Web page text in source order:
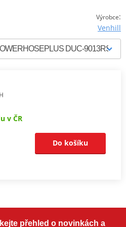
Výrobce:
Venhill
v ČR
Do košíku
přehled o novinkách a